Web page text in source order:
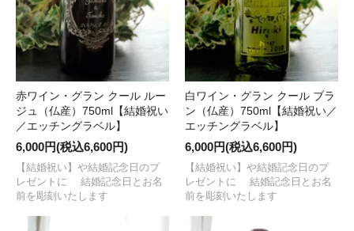
赤ワイン・グラン クール ルー
ジュ（仏産）750ml【結婚祝い
／エッチングラベル】
6,000円(税込6,600円)
【結婚祝い】や結婚記念日のプ
レゼントに 結婚記念日とお名
前を彫刻いたします
白ワイン・グラン クール ブラ
ン（仏産）750ml【結婚祝い／
エッチングラベル】
6,000円(税込6,600円)
【結婚祝い】や結婚記念日のプ
レゼントに 結婚記念日とお名
前を彫刻いたします